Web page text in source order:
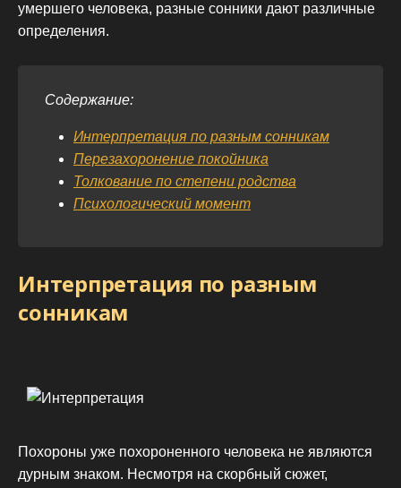
умершего человека, разные сонники дают различные
определения.
Содержание:
Интерпретация по разным сонникам
Перезахоронение покойника
Толкование по степени родства
Психологический момент
Интерпретация по разным
сонникам
Похороны уже похороненного человека не являются
дурным знаком. Несмотря на скорбный сюжет,